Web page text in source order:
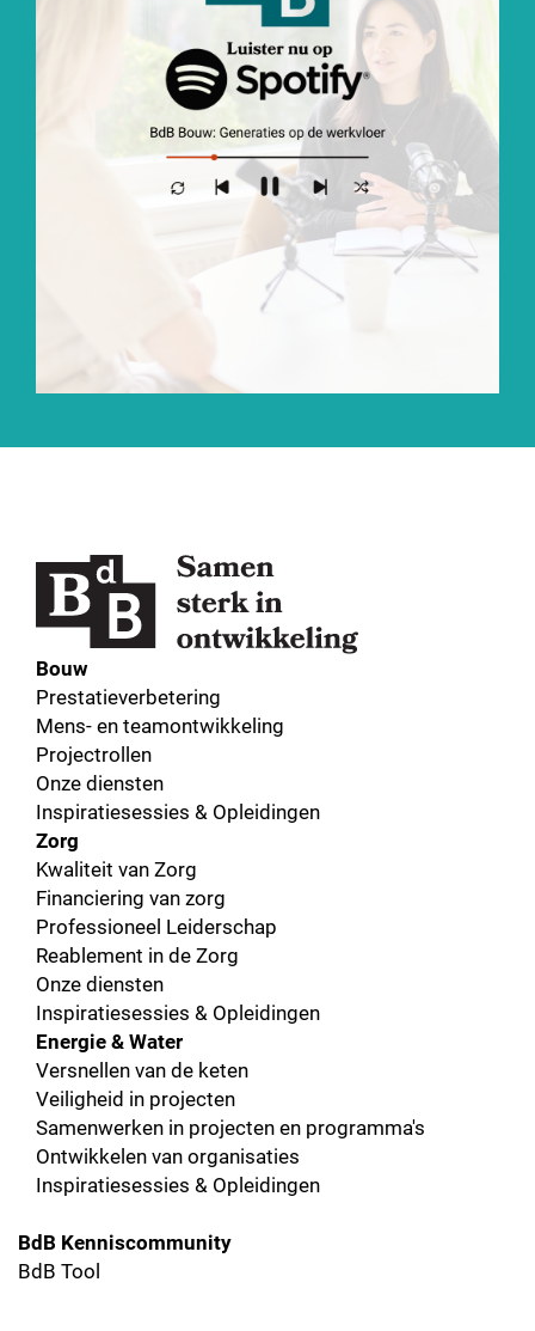
Bouw
Prestatieverbetering
Mens- en teamontwikkeling
Projectrollen
Onze diensten
Inspiratiesessies & Opleidingen
Zorg
Kwaliteit van Zorg
Financiering van zorg
Professioneel Leiderschap
Reablement in de Zorg
Onze diensten
Inspiratiesessies & Opleidingen
Energie & Water
Versnellen van de keten
Veiligheid in projecten
Samenwerken in projecten en programma's
Ontwikkelen van organisaties
Inspiratiesessies & Opleidingen
BdB Kenniscommunity
BdB Tool